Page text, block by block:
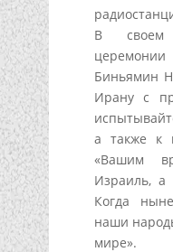
В своем
церемонии
Биньямин
Ирану с
а также к
«Вашим
Израиль, а
Когда
наши
мире».